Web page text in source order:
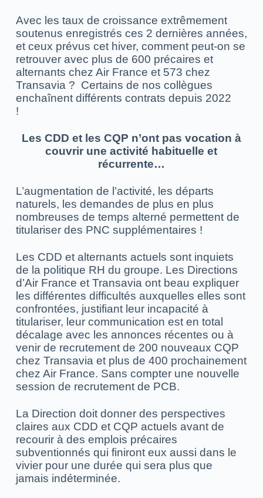
Avec les taux de croissance extrêmement
soutenus enregistrés ces 2 dernières années,
et ceux prévus cet hiver, comment peut-on se
retrouver avec plus de 600 précaires et
alternants chez Air France et 573 chez
Transavia ? Certains de nos collègues
enchaînent différents contrats depuis 2022
!
Les CDD et les CQP n’ont pas vocation à
couvrir une activité habituelle et
récurrente…
L’augmentation de l’activité, les départs
naturels, les demandes de plus en plus
nombreuses de temps alterné permettent de
titulariser des PNC supplémentaires !
Les CDD et alternants actuels sont inquiets
de la politique RH du groupe. Les Directions
d’Air France et Transavia ont beau expliquer
les différentes difficultés auxquelles elles sont
confrontées, justifiant leur incapacité à
titulariser, leur communication est en total
décalage avec les annonces récentes ou à
venir de recrutement de 200 nouveaux CQP
chez Transavia et plus de 400 prochainement
chez Air France. Sans compter une nouvelle
session de recrutement de PCB.
La Direction doit donner des perspectives
claires aux CDD et CQP actuels avant de
recourir à des emplois précaires
subventionnés qui finiront eux aussi dans le
vivier pour une durée qui sera plus que
jamais indéterminée.